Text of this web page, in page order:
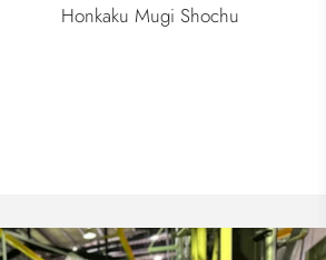
Honkaku Mugi Shochu